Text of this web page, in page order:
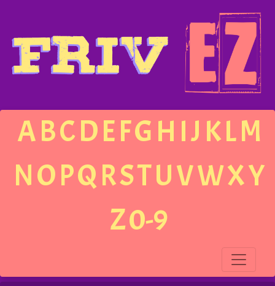
ABCDEFGH IJ KLM
NOPQRSTUVWXY
Z0-9